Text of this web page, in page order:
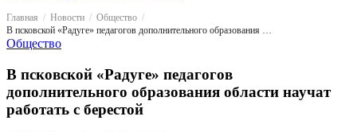
Главная Новости
Общество
В псковской «Радуге» педагогов дополнительного образования области научат работать с берестой
Общество
В псковской «Радуге» педагогов
дополнительного образования области научат
работать с берестой